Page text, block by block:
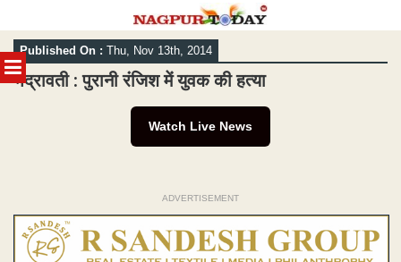
MENU
Skip
to
content
Published On : Thu, Nov 13th, 2014
भद्रावती : पुरानी रंजिश में युवक की हत्या
Watch Live News
ADVERTISEMENT